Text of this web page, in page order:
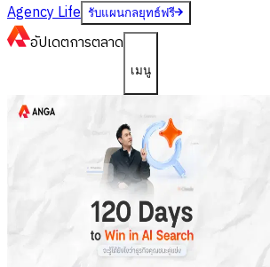
Agency Life รับแผนกลยุทธ์ฟรี
อัปเดตการตลาด
เมนู